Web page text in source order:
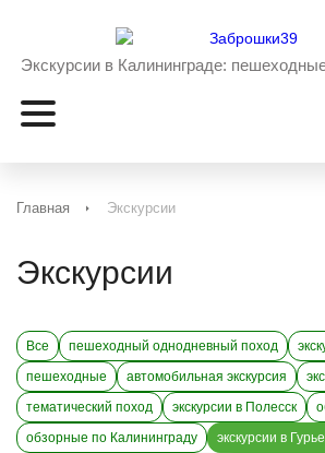
Экскурсии в Калининграде:
Главная Экскурсии
Экскурсии
Все пешеходный однодневный поход
пешеходные
автомобильная экскурсия
тематический поход
экскурсии в Полесск
обзорные по Калининграду
экскурсии в